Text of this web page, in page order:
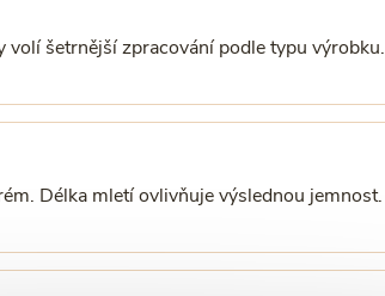
volí šetrnější zpracování podle typu výrobku.
Délka mletí ovlivňuje výslednou jemnost.